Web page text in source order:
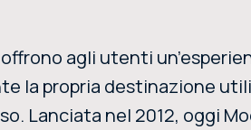
agli utenti
la propria destinazione
Lanciata nel 2012, oggi